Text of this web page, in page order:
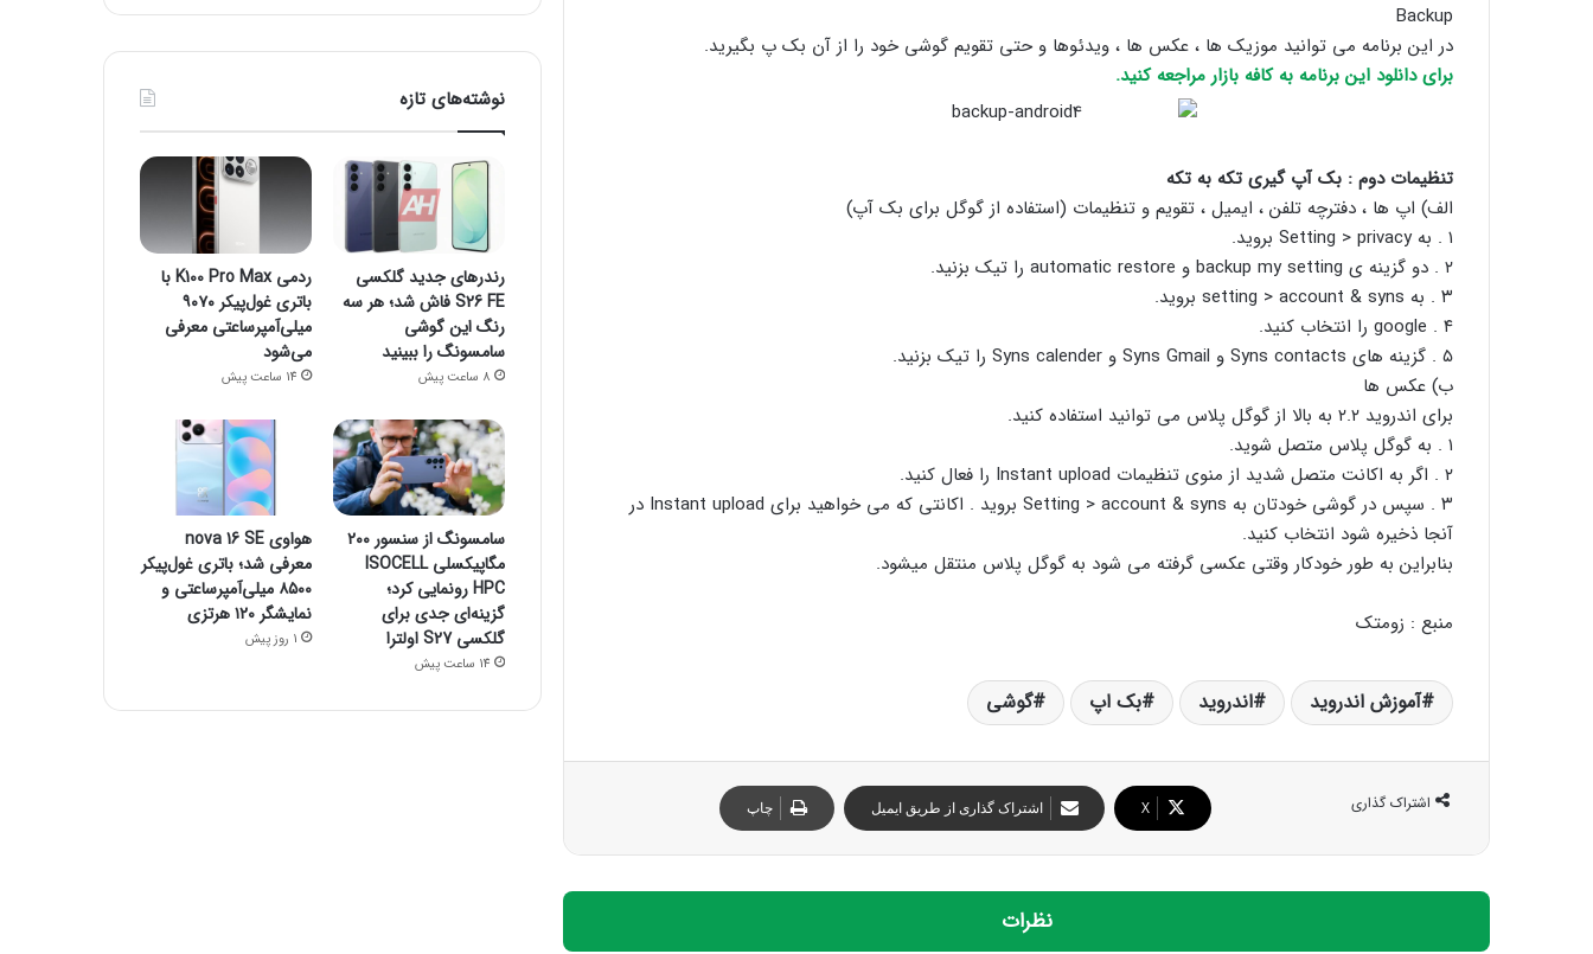
Backup
در این برنامه می توانید موزیک ها ، عکس ها ، ویدئوها و حتی تقویم گوشی خود را از آن بک پ بگیرید.
برای دانلود این برنامه به کافه بازار مراجعه کنید.
تنظیمات دوم : بک آپ گیری تکه به تکه
الف) اپ ها ، دفترچه تلفن ، ایمیل ، تقویم و تنظیمات (استفاده از گوگل برای بک آپ)
۱ . به Setting > privacy بروید.
۲ . دو گزینه ی backup my setting و automatic restore را تیک بزنید.
۳ . به setting > account & syns بروید.
۴ . google را انتخاب کنید.
۵ . گزینه های Syns contacts و Syns Gmail و Syns calender را تیک بزنید.
ب) عکس ها
برای اندروید ۲.۲ به بالا از گوگل پلاس می توانید استفاده کنید.
۱ . به گوگل پلاس متصل شوید.
۲ . اگر به اکانت متصل شدید از منوی تنظیمات Instant upload را فعال کنید.
۳ . سپس در گوشی خودتان به Setting > account & syns بروید . اکانتی که می خواهید برای Instant upload در
آنجا ذخیره شود انتخاب کنید.
بنابراین به طور خودکار وقتی عکسی گرفته می شود به گوگل پلاس منتقل میشود.
منبع : زومتک
آموزش اندروید اندروید بک اپ گوشی
اشتراک گذاری X اشتراک گذاری از طریق ایمیل چاپ
نظرات
نوشته‌های تازه
رندرهای جدید گلکسی
S26 FE فاش شد؛ هر سه
رنگ این گوشی
سامسونگ را ببینید
8 ساعت پیش
ردمی K100 Pro Max با
باتری غول‌پیکر ۹۰۷۰
میلی‌آمپرساعتی معرفی
می‌شود
14 ساعت پیش
سامسونگ از سنسور ۲۰۰
مگاپیکسلی ISOCELL
HPC رونمایی کرد؛
گزینه‌ای جدی برای
گلکسی S27 اولترا
14 ساعت پیش
هواوی nova 16 SE
معرفی شد؛ باتری غول‌پیکر
۸۵۰۰ میلی‌آمپرساعتی و
نمایشگر ۱۲۰ هرتزی
1 روز پیش